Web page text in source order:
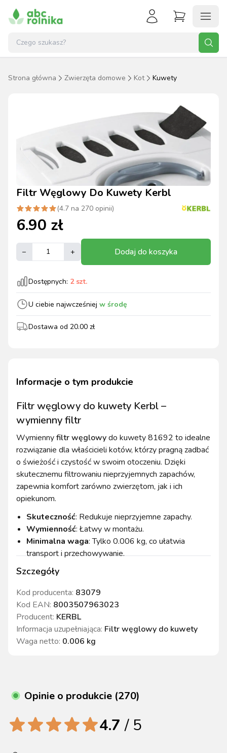
Strona główna Zwierzęta domowe Kot Kuwety
Filtr Węglowy Do Kuwety Kerbl
(4.7 na 270 opinii)
6.90 zł
– + Dodaj do koszyka
Dostępnych: 2szt.
U ciebie najwcześniej w środę
Dostawa od 20.00 zł
Szczegóły
Kod producenta: 83079
Kod EAN: 8003507963023
Producent: KERBL
Informacja uzupełniająca: Filtr węglowy do kuwety
Waga netto: 0.006 kg
Informacje o tym produkcie
Filtr węglowy do kuwety Kerbl –
wymienny filtr
Wymiennyfiltr węglowydo kuwety 81692 to idealne
rozwiązanie dla właścicieli kotów, którzy pragną zadbać
o świeżość i czystość w swoim otoczeniu. Dzięki
skutecznemu filtrowaniu nieprzyjemnych zapachów,
zapewnia komfort zarówno zwierzętom, jak i ich
opiekunom.
Skuteczność: Redukuje nieprzyjemne zapachy.
Wymienność: Łatwy w montażu.
Minimalna waga: Tylko 0.006 kg, co ułatwia
transport i przechowywanie.
Opinie o produkcie (270)
4.7 / 5